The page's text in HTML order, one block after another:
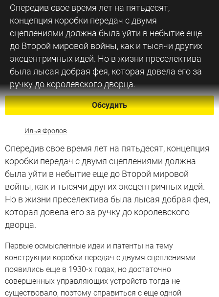
Опередив свое время лет на пятьдесят,
концепция коробки передач с двумя
сцеплениями должна была уйти в небытие еще
до Второй мировой войны, как и тысячи других
эксцентричных идей. Но в жизни преселектива
была лысая добрая фея, которая довела его за
ручку до королевского дворца.
Обсудить
Илья Фролов
Опередив свое время лет на пятьдесят, концепция
коробки передач с двумя сцеплениями должна
была уйти в небытие еще до Второй мировой
войны, как и тысячи других эксцентричных идей.
Но в жизни преселектива была лысая добрая фея,
которая довела его за ручку до королевского
дворца.
Первые осмысленные идеи и патенты на тему
конструкции коробки передач с двумя сцеплениями
появились еще в 1930-х годах, но достаточно
совершенных управляющих устройств тогда не
существовало, поэтому справиться с еще одной